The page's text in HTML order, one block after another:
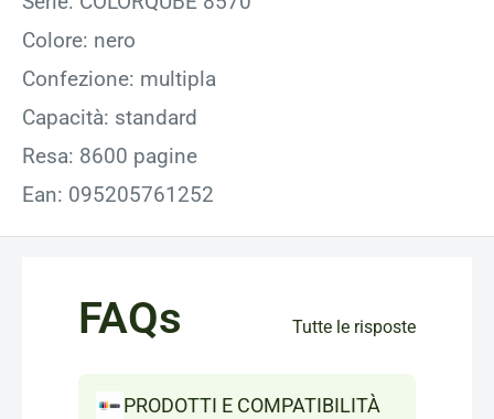
Colore: nero
Confezione: multipla
Capacità: standard
Resa: 8600 pagine
Ean: 095205761252
FAQs Tutte le risposte
PRODOTTI E COMPATIBILITÀ